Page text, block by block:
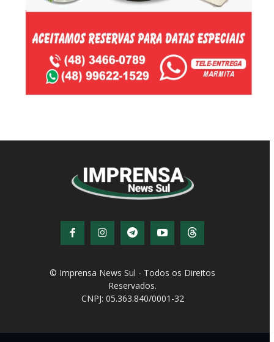
© Imprensa News Sul - Todos os Direitos
Reservados.
CNPJ: 05.363.840/0001-32